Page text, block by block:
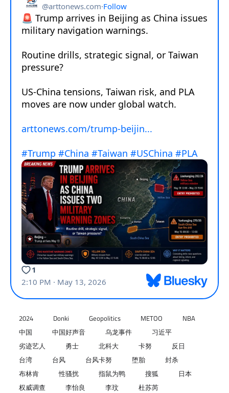
2024 Donki Geopolitics METOO
NBA
中国
中国好声音 乌龙事件
习近平
劣迹艺人
勇士 北科大 卡努
反日
台湾
台风 台风卡努 堕胎
封杀
布林肯
性骚扰 指鼠为鸭 搜狐
日本
权威调查
李怡良 李玟
杜苏芮